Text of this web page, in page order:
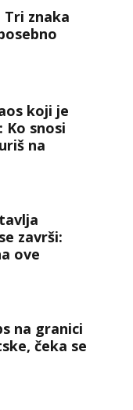
Tri znaka
koji je
snosi
na
završi:
ove
na granici
čeka se